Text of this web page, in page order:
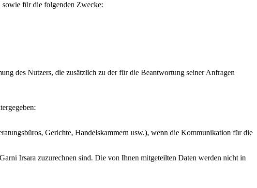
sowie für die folgenden Zwecke:
des Nutzers, die zusätzlich zu der für die Beantwortung seiner Anfragen
Gerichte, Handelskammern usw.), wenn die Kommunikation für die
Irsara zuzurechnen sind. Die von Ihnen mitgeteilten Daten werden nicht in